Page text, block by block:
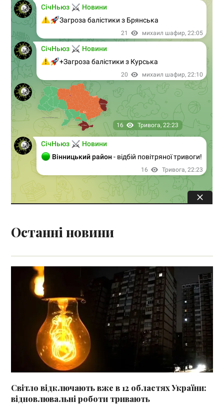
Останні новини
Світло відключають вже в 12 областях України:
відновлювальні роботи тривають